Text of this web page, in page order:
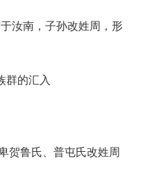
汝南，子孙改姓周，形
的汇入
贺鲁氏、普屯氏改姓周